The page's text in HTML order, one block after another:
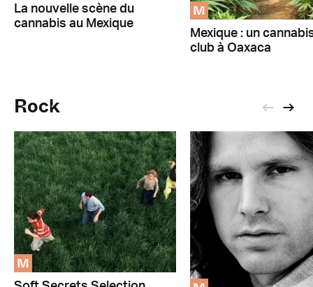
La nouvelle scène du
cannabis au Mexique
M
Mexique : un
club à Oaxaca
Rock
M